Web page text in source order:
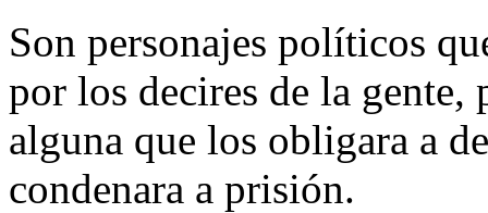
Son personajes políticos
por los decires de la
alguna que los obligara a
condenara a prisión.